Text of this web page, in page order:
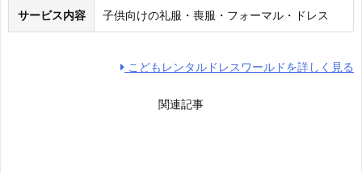
サービス内容 子供向けの礼服・喪服・フォーマル・ドレス
こどもレンタルドレスワールドを詳しく見る
関連記事